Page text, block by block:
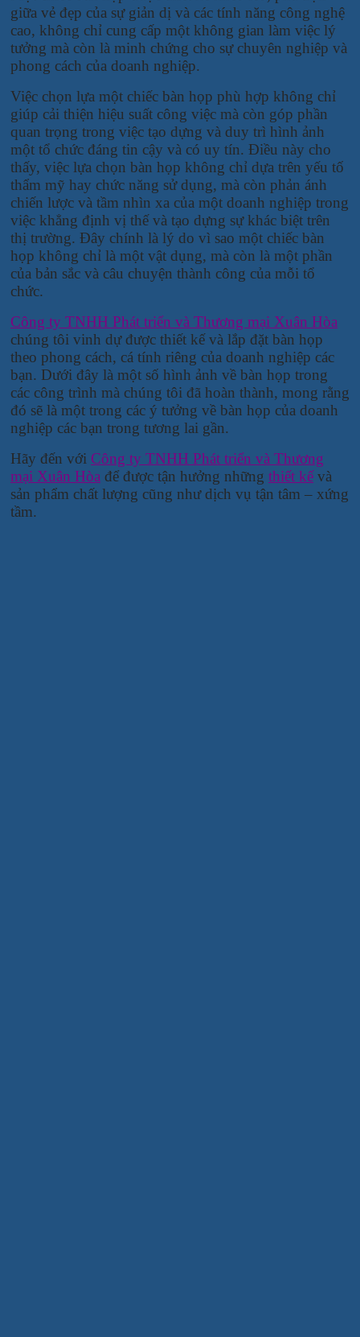
giữa vẻ đẹp của sự giản dị và các tính năng công nghệ
cao, không chỉ cung cấp một không gian làm việc lý
tưởng mà còn là minh chứng cho sự chuyên nghiệp và
phong cách của doanh nghiệp.
Việc chọn lựa một chiếc bàn họp phù hợp không chỉ
giúp cải thiện hiệu suất công việc mà còn góp phần
quan trọng trong việc tạo dựng và duy trì hình ảnh
một tổ chức đáng tin cậy và có uy tín. Điều này cho
thấy, việc lựa chọn bàn họp không chỉ dựa trên yếu tố
thẩm mỹ hay chức năng sử dụng, mà còn phản ánh
chiến lược và tầm nhìn xa của một doanh nghiệp trong
việc khẳng định vị thế và tạo dựng sự khác biệt trên
thị trường. Đây chính là lý do vì sao một chiếc bàn
họp không chỉ là một vật dụng, mà còn là một phần
của bản sắc và câu chuyện thành công của mỗi tổ
chức.
Công ty TNHH Phát triển và Thương mại Xuân Hòa
chúng tôi vinh dự được thiết kế và lắp đặt bàn họp
theo phong cách, cá tính riêng của doanh nghiệp các
bạn. Dưới đây là một số hình ảnh về bàn họp trong
các công trình mà chúng tôi đã hoàn thành, mong rằng
đó sẽ là một trong các ý tưởng về bàn họp của doanh
nghiệp các bạn trong tương lai gần.
Hãy đến với Công ty TNHH Phát triển và Thương
mại Xuân Hòa để được tận hưởng những thiết kếvà
sản phẩm chất lượng cũng như dịch vụ tận tâm – xứng
tầm.